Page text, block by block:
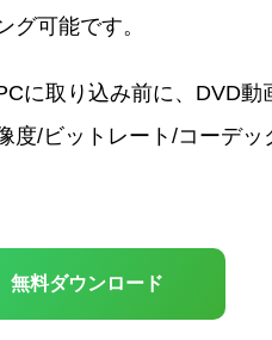
グ可能です。
に取り込み前に、DVD動
度/ビットレート/コーデ
無料ダウンロード